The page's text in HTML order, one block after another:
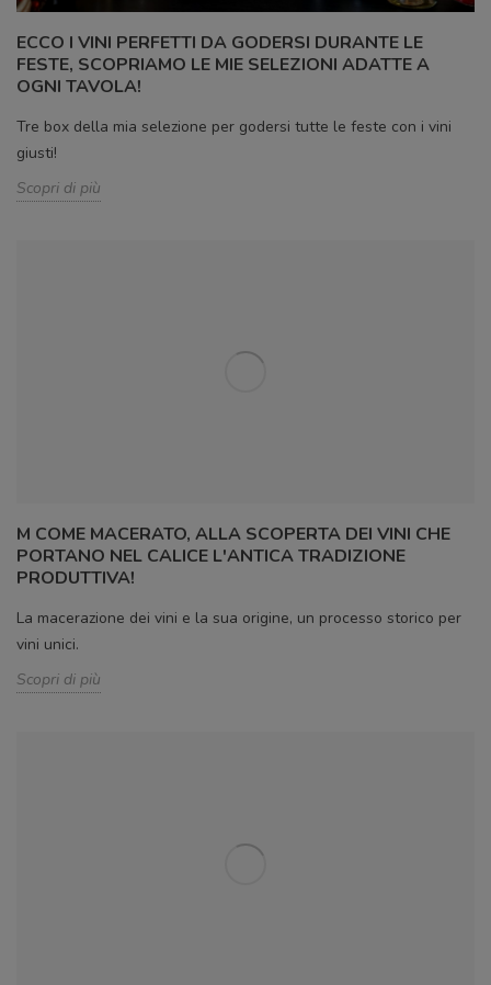
ECCO I VINI PERFETTI DA GODERSI DURANTE LE
FESTE, SCOPRIAMO LE MIE SELEZIONI ADATTE A
OGNI TAVOLA!
Tre box della mia selezione per godersi tutte le feste con i vini
giusti!
Scopri di più
M COME MACERATO, ALLA SCOPERTA DEI VINI CHE
PORTANO NEL CALICE L'ANTICA TRADIZIONE
PRODUTTIVA!
La macerazione dei vini e la sua origine, un processo storico per
vini unici.
Scopri di più